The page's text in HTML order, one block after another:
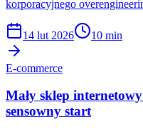
korporacyjnego
14 lut 2026 10 min
E-commerce
Mały sklep
sensowny start